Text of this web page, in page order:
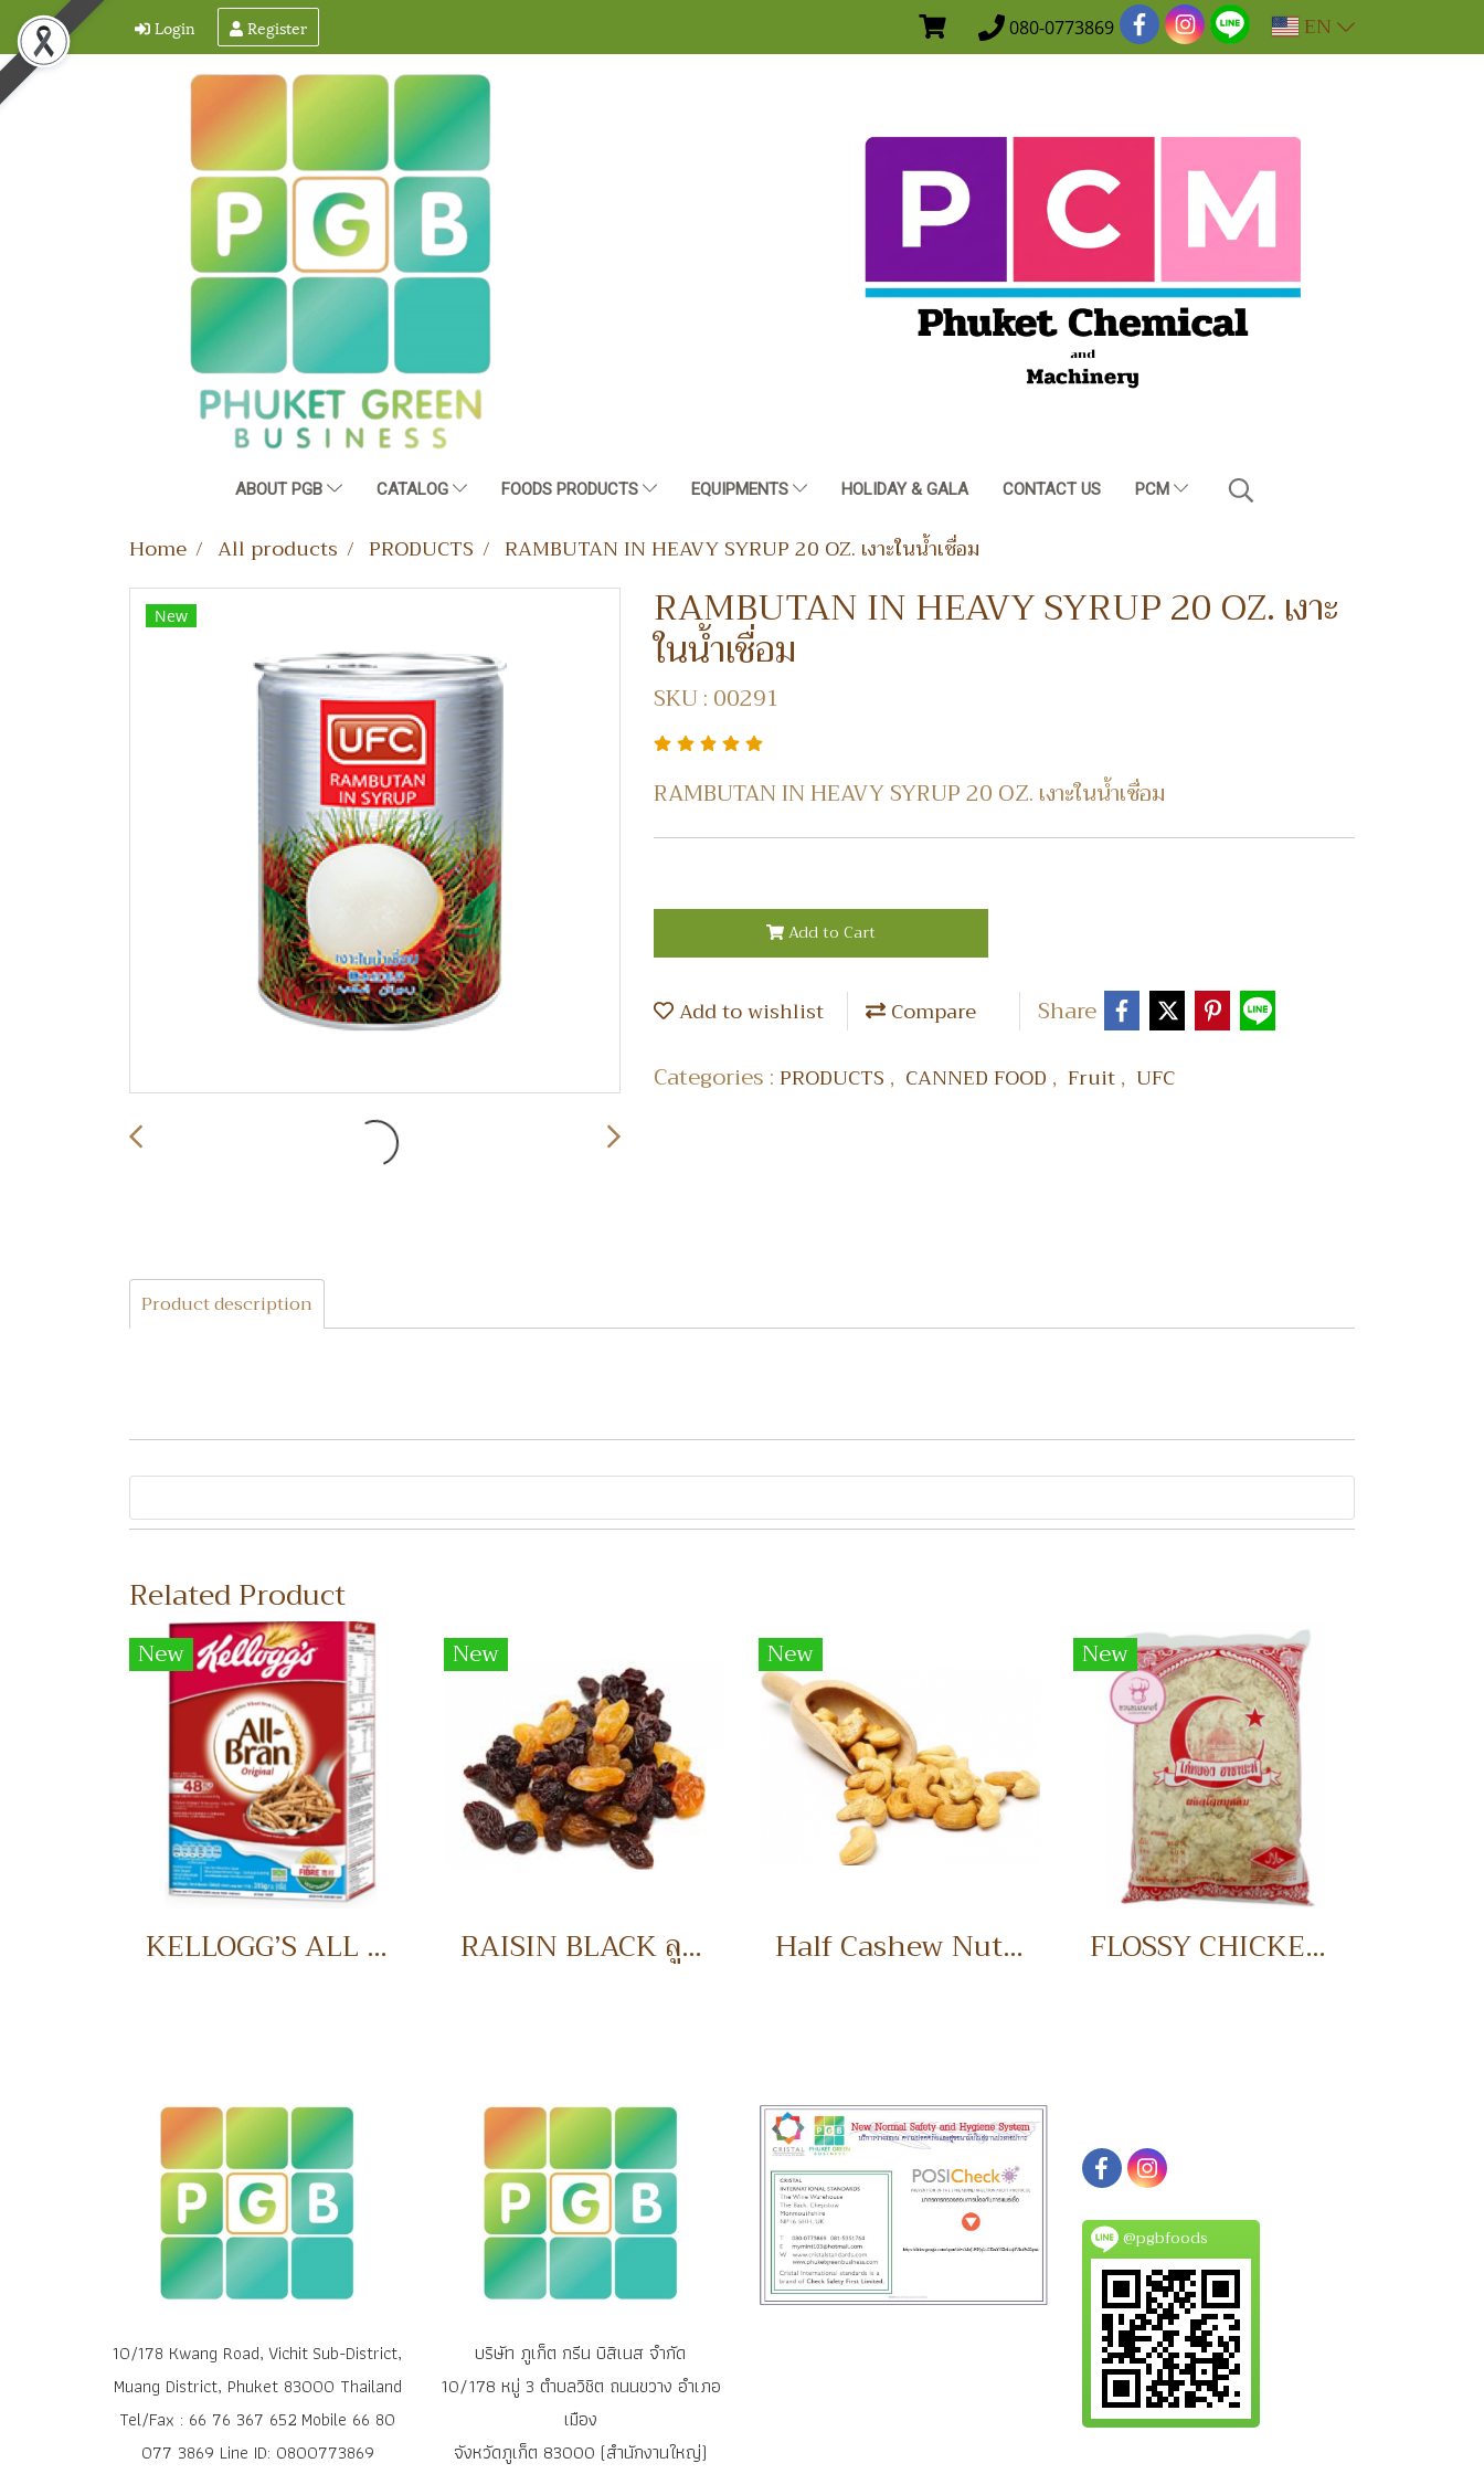
Login Register 080-0773869 EN
ABOUT PGB CATALOG FOODS PRODUCTS EQUIPMENTS HOLIDAY & GALA CONTACT US PCM
Home All products PRODUCTS RAMBUTAN IN HEAVY SYRUP 20 OZ. เงาะในน้ำเชื่อม
New RAMBUTAN IN HEAVY SYRUP 20 OZ. เงาะ
ในน้ำเชื่อม
SKU : 00291
RAMBUTAN IN HEAVY SYRUP 20 OZ. เงาะในน้ำเชื่อม
Add to Cart
Add to wishlist Compare
Share
Categories :PRODUCTS , CANNED FOOD , Fruit, UFC
Product description
Related Product
New
KELLOGG’S ALL BRAN อาหารเช้า
New
RAISIN BLACK ลูกเกดดำ
New
Half Cashew Nuts เม็ดมะม่วงหิมพานต์แบ่งครึ่ง
New
FLOSSY CHICKEN 1 KG. ไก่หยอง
10/178 Kwang Road, Vichit Sub-District,
Muang District, Phuket 83000 Thailand
Tel/Fax : 66 76 367 652 Mobile 66 80
077 3869 Line ID: 0800773869
บริษัท ภูเก็ต กรีน บิสิเนส จำกัด
10/178 หมู่ 3 ตำบลวิชิต ถนนขวาง อำเภอ
เมือง
จังหวัดภูเก็ต 83000 (สำนักงานใหญ่)
@pgbfoods